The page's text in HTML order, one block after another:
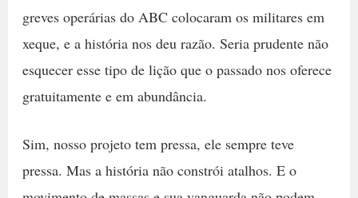
greves operárias do ABC colocaram os militares em
xeque, e a história nos deu razão. Seria prudente não
esquecer esse tipo de lição que o passado nos oferece
gratuitamente e em abundância.
Sim, nosso projeto tem pressa, ele sempre teve
pressa. Mas a história não constrói atalhos. E o